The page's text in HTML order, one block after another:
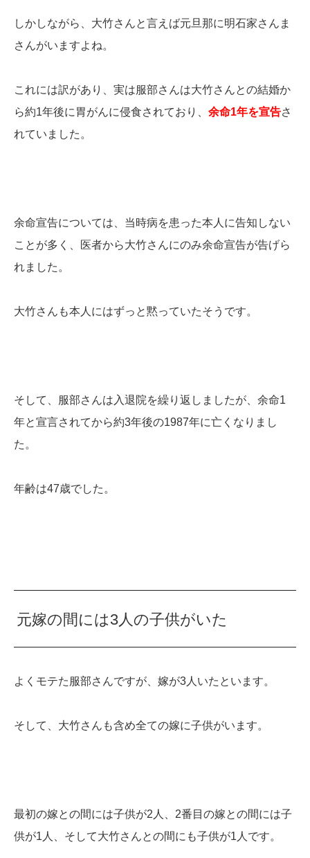
しかしながら、大竹さんと言えば元旦那に明石家さんま
さんがいますよね。
これには訳があり、実は服部さんは大竹さんとの結婚か
ら約1年後に胃がんに侵食されており、 余命1年を宣告さ
れていました。
余命宣告については、当時病を患った本人に告知しない
ことが多く、医者から大竹さんにのみ余命宣告が告げら
れました。
大竹さんも本人にはずっと黙っていたそうです。
そして、服部さんは入退院を繰り返しましたが、余命1
年と宣言されてから約3年後の1987年に亡くなりまし
た。
年齢は47歳でした。
元嫁の間には3人の子供がいた
よくモテた服部さんですが、嫁が3人いたといます。
そして、大竹さんも含め全ての嫁に子供がいます。
最初の嫁との間には子供が2人、2番目の嫁との間には子
供が1人、そして大竹さんとの間にも子供が1人です。